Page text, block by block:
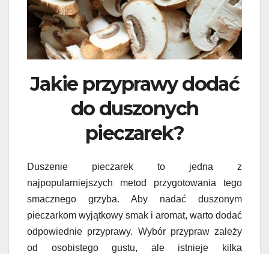
Jakie przyprawy dodać
do duszonych
pieczarek?
Duszenie pieczarek to jedna z
najpopularniejszych metod przygotowania tego
smacznego grzyba. Aby nadać duszonym
pieczarkom wyjątkowy smak i aromat, warto dodać
odpowiednie przyprawy. Wybór przypraw zależy
od osobistego gustu, ale istnieje kilka